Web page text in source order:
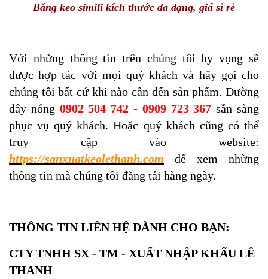
Băng keo simili kích thước đa dạng, giá sỉ rẻ
Với những thông tin trên chúng tôi hy vọng sẽ
được hợp tác với mọi quý khách và hãy gọi cho
chúng tôi bất cứ khi nào cần đến sản phẩm. Đường
dây nóng 0902 504 742 - 0909 723 367 sẵn sàng
phục vụ quý khách. Hoặc quý khách cũng có thể
truy cập vào website:
https://sanxuatkeolethanh.com để xem những
thông tin mà chúng tôi đăng tải hàng ngày.
THÔNG TIN LIÊN HỆ DÀNH CHO BẠN:
CTY TNHH SX - TM - XUẤT NHẬP KHẨU LÊ
THANH